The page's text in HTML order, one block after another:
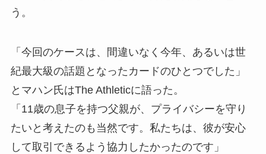
う。
「今回のケースは、間違いなく今年、あるいは世
紀最大級の話題となったカードのひとつでした」
とマハン氏はThe Athleticに語った。
「11歳の息子を持つ父親が、プライバシーを守り
たいと考えたのも当然です。私たちは、彼が安心
して取引できるよう協力したかったのです」